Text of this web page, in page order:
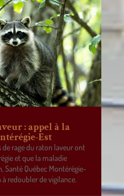
: appel à la
Est
rage du raton laveur ont
et que la maladie
Santé Québec Montérégie-
redoubler de vigilance.